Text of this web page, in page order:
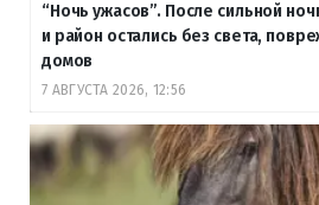
“Ночь ужасов”. После сильной
и район остались без света,
домов
7 АВГУСТА 2026, 12:56